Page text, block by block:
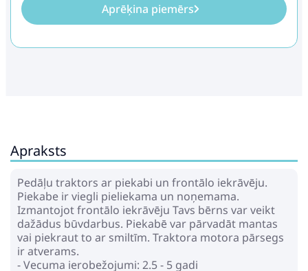
Aprēķina piemērs
Apraksts
Pedāļu traktors ar piekabi un frontālo iekrāvēju.
Piekabe ir viegli pieliekama un noņemama.
Izmantojot frontālo iekrāvēju Tavs bērns var veikt
dažādus būvdarbus. Piekabē var pārvadāt mantas
vai piekraut to ar smiltīm. Traktora motora pārsegs
ir atverams.
- Vecuma ierobežojumi: 2.5 - 5 gadi